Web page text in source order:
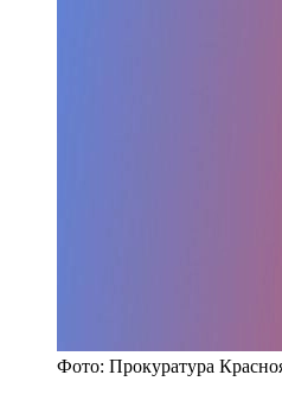
Фото: Прокуратура